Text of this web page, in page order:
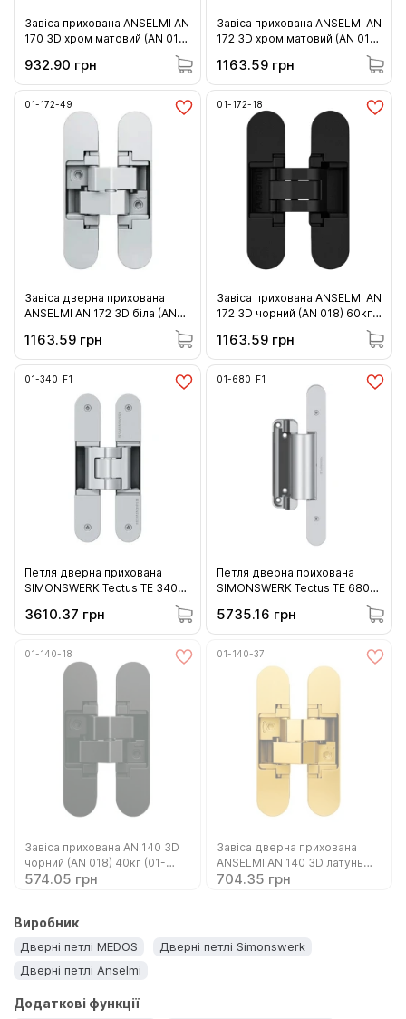
Завіса прихована ANSELMI AN
170 3D хром матовий (AN 014)
932.90 грн
Завіса прихована ANSELMI AN
172 3D хром матовий (AN 014)
1163.59 грн
01-172-49
Завіса дверна прихована
ANSELMI AN 172 3D біла (AN
1163.59 грн
01-172-18
Завіса прихована ANSELMI AN
172 3D чорний (AN 018) 60кг
1163.59 грн
01-340_F1
Петля дверна прихована
SIMONSWERK Tectus TE 340
340_F1)
3610.37 грн
01-680_F1
Петля дверна прихована
SIMONSWERK Tectus TE 680
3D FD F1 хром матовий 160 кг
(01-680_F1)
5735.16 грн
01-140-18
Завіса прихована AN 140 3D
чорний (AN 018) 40кг (01-
140-18 )
574.05 грн
01-140-37
Завіса дверна прихована
ANSELMI AN 140 3D латунь
полірована (AN 037) 40кг
704.35 грн
Виробник
Дверні петлі MEDOS
Дверні петлі Simonswerk
Дверні петлі Anselmi
Додаткові функції